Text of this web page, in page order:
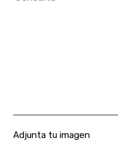
Adjunta tu imagen